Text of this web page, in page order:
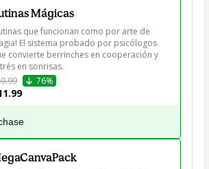
Mágicas
que funcionan como por arte de
El sistema probado por psicólogos
convierte berrinches en cooperación y
en sonrisas.
76%